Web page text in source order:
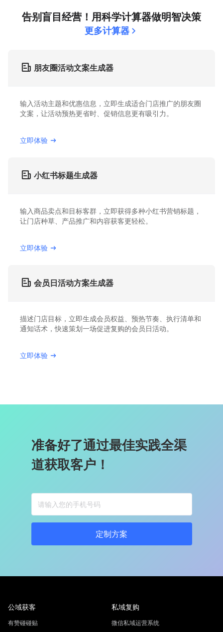
告别盲目经营！用科学计算器做明智决策
更多计算器
朋友圈活动文案生成器
输入活动主题和优惠信息，立即生成适合门店推广的朋友圈
文案，让活动预热更省时、促销信息更有吸引力。
立即体验
小红书标题生成器
输入商品卖点和目标客群，立即获得多种小红书营销标题，
让门店种草、产品推广和内容获客更轻松。
立即体验
会员日活动方案生成器
描述门店目标，立即生成会员权益、预热节奏、执行清单和
通知话术，快速策划一场促进复购的会员日活动。
立即体验
准备好了通过最佳实践全渠
道获取客户！
定制方案
公域获客
有赞碰碰贴
私域复购
微信私域运营系统